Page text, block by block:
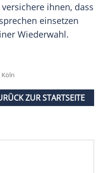
ihnen, dass
einsetzen
Wiederwahl.
ZUR STARTSEITE